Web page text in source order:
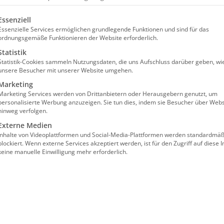
in die Qualitätsprüfung
Tagespflegen im Bundesgebiet regelhaft
Prüfdienst der privaten Krankenversicherung
wird auf diese Prüfgrundlage
eine Liste der Service-Gruppen, für die eine
Services ermöglichen grundlegende Funktionen und sind für das
Funktionieren der Website erforderlich.
Cookies sammeln Nutzungsdaten, die uns Aufschluss darüber geben,
Besucher mit unserer Website umgehen.
Services werden von Drittanbietern oder Herausgebern genutzt, um
Werbung anzuzeigen. Sie tun dies, indem sie Besucher über
verfolgen.
Medien
von Videoplattformen und Social-Media-Plattformen werden
Wenn externe Services akzeptiert werden, ist für den Zugriff auf diese
manuelle Einwilligung mehr erforderlich.